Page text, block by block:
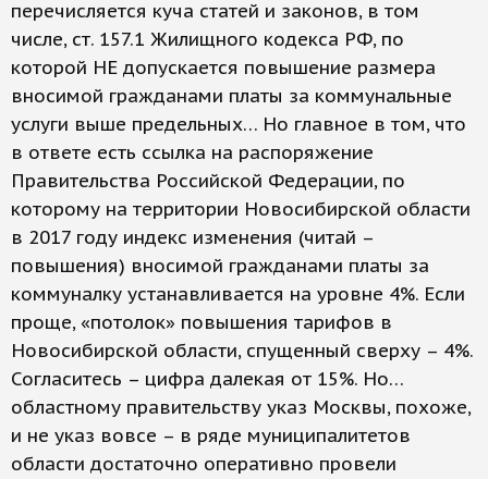
перечисляется куча статей и законов, в том
числе, ст. 157.1 Жилищного кодекса РФ, по
которой НЕ допускается повышение размера
вносимой гражданами платы за коммунальные
услуги выше предельных… Но главное в том, что
в ответе есть ссылка на распоряжение
Правительства Российской Федерации, по
которому на территории Новосибирской области
в 2017 году индекс изменения (читай –
повышения) вносимой гражданами платы за
коммуналку устанавливается на уровне 4%. Если
проще, «потолок» повышения тарифов в
Новосибирской области, спущенный сверху – 4%.
Согласитесь – цифра далекая от 15%. Но…
областному правительству указ Москвы, похоже,
и не указ вовсе – в ряде муниципалитетов
области достаточно оперативно провели